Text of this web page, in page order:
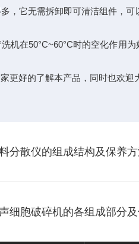
，它无需拆卸即可清洁组件，
在50°C~60°C时的空化作用为
好的了解本产品，同时也欢迎
分散仪的组成结构及保养
细胞破碎机的各组成部分